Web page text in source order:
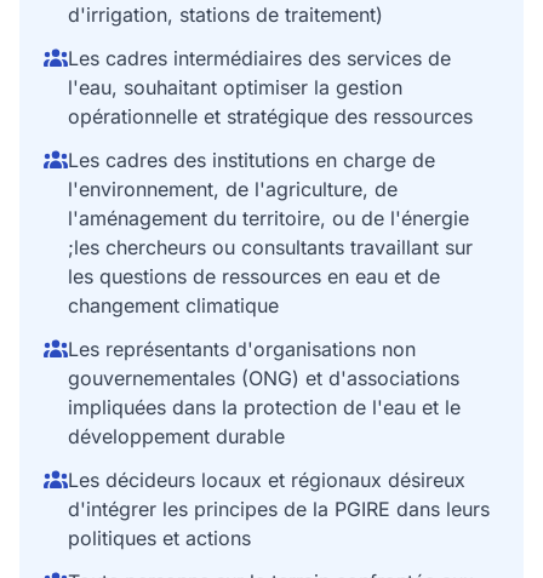
d'irrigation, stations de traitement)
Les cadres intermédiaires des services de
l'eau, souhaitant optimiser la gestion
opérationnelle et stratégique des ressources
Les cadres des institutions en charge de
l'environnement, de l'agriculture, de
l'aménagement du territoire, ou de l'énergie
;les chercheurs ou consultants travaillant sur
les questions de ressources en eau et de
changement climatique
Les représentants d'organisations non
gouvernementales (ONG) et d'associations
impliquées dans la protection de l'eau et le
développement durable
Les décideurs locaux et régionaux désireux
d'intégrer les principes de la PGIRE dans leurs
politiques et actions